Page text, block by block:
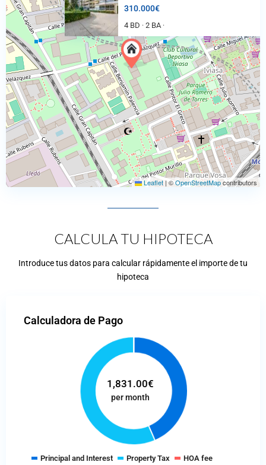
310.000€
4 BD · 2 BA ·
Leaflet|©OpenStreetMapcontributors
CALCULA TU HIPOTECA
Introduce tus datos para calcular rápidamente el importe de tu
hipoteca
Calculadora de Pago
1,831.00€
per month
Principal and Interest Property Tax HOA fee